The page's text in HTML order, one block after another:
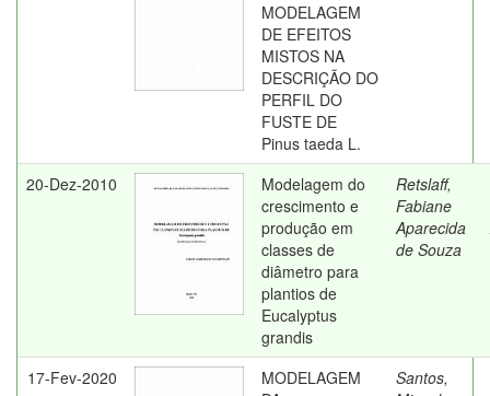
MODELAGEM
DE EFEITOS
MISTOS NA
DESCRIÇÃO DO
PERFIL DO
FUSTE DE
Pinus taeda L.
20-Dez-2010
Modelagem do
crescimento e
produção em
classes de
diâmetro para
plantios de
Eucalyptus
grandis
Retslaff,
Fabiane
Aparecida
de Souza
17-Fev-2020
MODELAGEM
Santos,